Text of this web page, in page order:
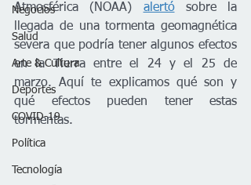
Negocios
Salud
Arte & Cultura
Deportes
COVID-19
Política
Tecnología
Atmosférica (NOAA) alertó sobre la
llegada de una tormenta geomagnética
severa que podría tener algunos efectos
en la Tierra entre el 24 y el 25 de
marzo. Aquí te explicamos qué son y
qué efectos pueden tener estas
tormentas.